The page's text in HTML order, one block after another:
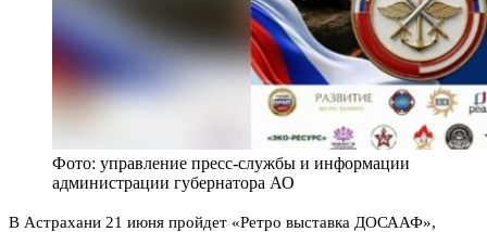
Фото: управление пресс-службы и информации
администрации губернатора АО
В Астрахани 21 июня пройдет «Ретро выставка ДОСААФ»,